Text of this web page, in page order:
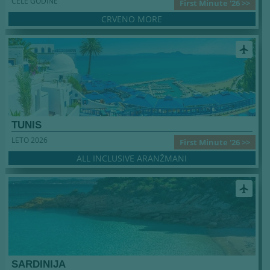
First Minute '26 >>
CRVENO MORE
airplanemode_active
TUNIS
First Minute '26 >>
LETO 2026
ALL INCLUSIVE ARANŽMANI
airplanemode_active
SARDINIJA